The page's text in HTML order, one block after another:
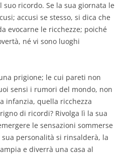
ricordo. Se la sua giornata le
accusi se stesso, si dica che
evocarne le ricchezze; poiché
né vi sono luoghi
prigione; le cui pareti non
sensi i rumori del mondo, non
infanzia, quella ricchezza
di ricordi? Rivolga lì la sua
le sensazioni sommerse
sua personalità si rinsalderà, la
e diverrà una casa al